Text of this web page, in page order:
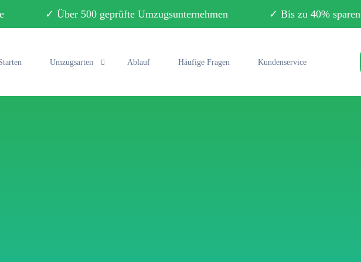
✓ Über 500 geprüfte Umzugsunternehmen ✓ Bis zu 40% sparen
Umzugsarten Ablauf Häufige Fragen Kundenservice